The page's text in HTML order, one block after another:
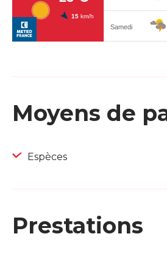
Moyens de
Espèces
Prestations